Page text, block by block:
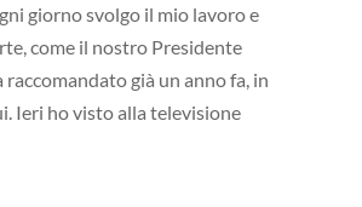
giorno svolgo il mio lavoro e
come il nostro Presidente
già un anno fa, in
Ieri ho visto alla televisione